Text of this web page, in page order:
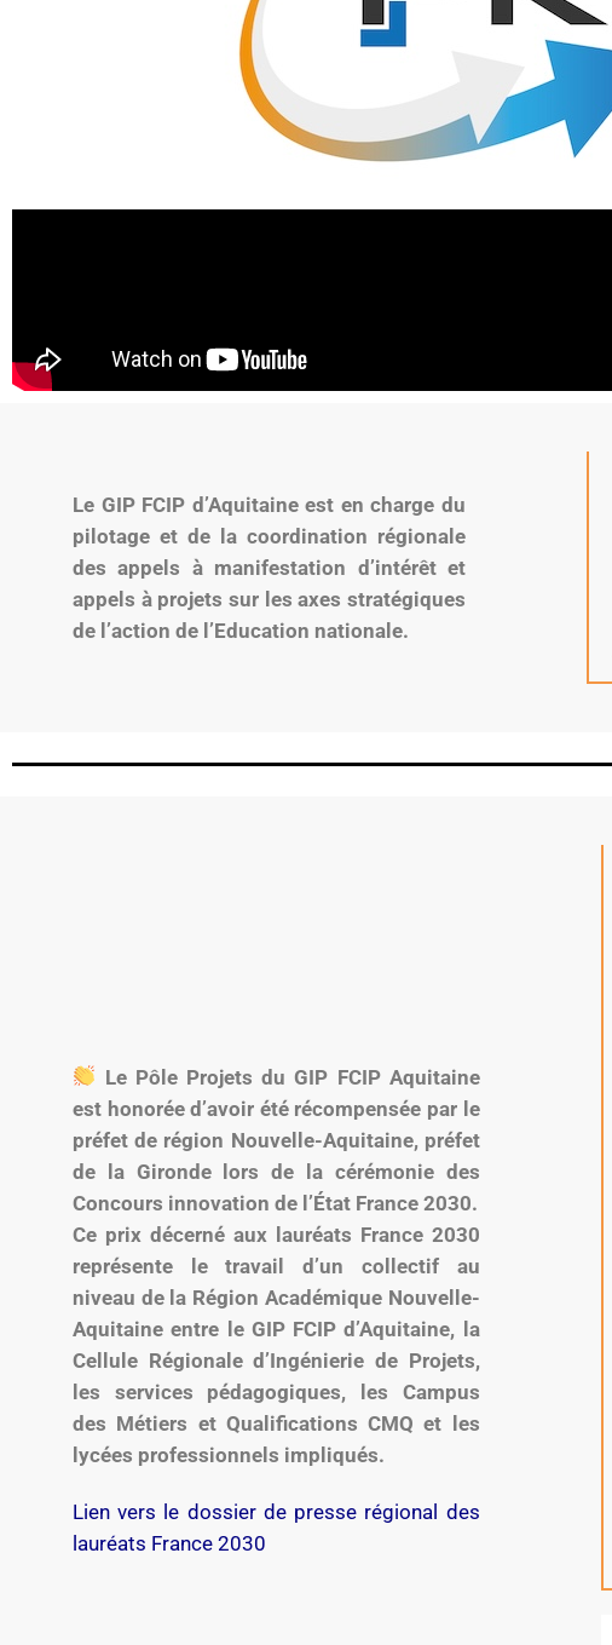
Le GIP FCIP d’Aquitaine est en charge du
pilotage et de la coordination régionale
des appels à manifestation d’intérêt et
appels à projets sur les axes stratégiques
de l’action de l’Education nationale.
Le Pôle Projets du GIP FCIP Aquitaine
est honorée d’avoir été récompensée par le
préfet de région Nouvelle-Aquitaine, préfet
de la Gironde lors de la cérémonie des
Concours innovation de l’État France 2030.
Ce prix décerné aux lauréats France 2030
représente le travail d’un collectif au
niveau de la Région Académique Nouvelle-
Aquitaine entre le GIP FCIP d’Aquitaine, la
Cellule Régionale d’Ingénierie de Projets,
les services pédagogiques, les Campus
des Métiers et Qualifications CMQ et les
lycées professionnels impliqués.
Lien vers le dossier de presse régional des
lauréats France 2030